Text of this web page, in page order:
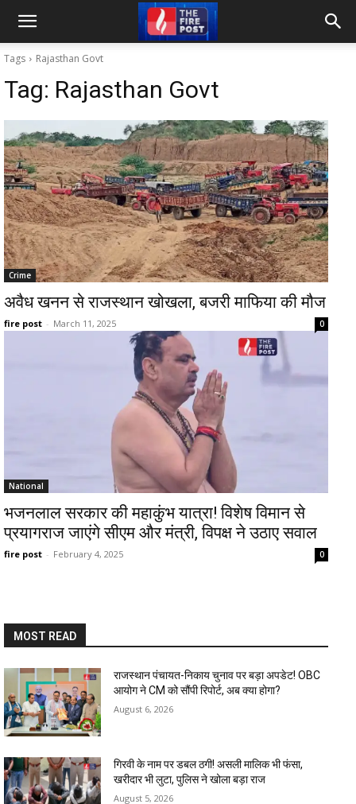
Tags Rajasthan Govt
Tag: Rajasthan Govt
Crime
अवैध खनन से राजस्थान खोखला, बजरी माफिया की मौज
fire post - March 11, 2025 0
National
भजनलाल सरकार की महाकुंभ यात्रा! विशेष विमान से
प्रयागराज जाएंगे सीएम और मंत्री, विपक्ष ने उठाए सवाल
fire post - February 4, 2025 0
MOST READ
राजस्थान पंचायत-निकाय चुनाव पर बड़ा अपडेट! OBC
आयोग ने CM को सौंपी रिपोर्ट, अब क्या होगा?
August 6, 2026
गिरवी के नाम पर डबल ठगी! असली मालिक भी फंसा,
खरीदार भी लुटा, पुलिस ने खोला बड़ा राज
August 5, 2026